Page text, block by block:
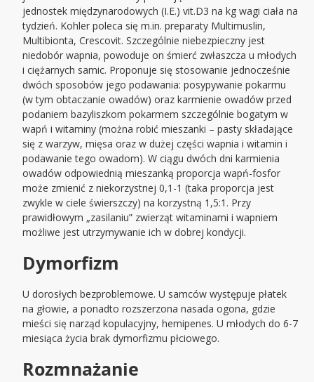
jednostek międzynarodowych (I.E.) vit.D3 na kg wagi ciała na
tydzień. Kohler poleca się m.in. preparaty Multimuslin,
Multibionta, Crescovit. Szczególnie niebezpieczny jest
niedobór wapnia, powoduje on śmierć zwłaszcza u młodych
i ciężarnych samic. Proponuje się stosowanie jednocześnie
dwóch sposobów jego podawania: posypywanie pokarmu
(w tym obtaczanie owadów) oraz karmienie owadów przed
podaniem bazyliszkom pokarmem szczególnie bogatym w
wapń i witaminy (można robić mieszanki – pasty składające
się z warzyw, mięsa oraz w dużej części wapnia i witamin i
podawanie tego owadom). W ciągu dwóch dni karmienia
owadów odpowiednią mieszanką proporcja wapń-fosfor
może zmienić z niekorzystnej 0,1-1 (taka proporcja jest
zwykle w ciele świerszczy) na korzystną 1,5:1. Przy
prawidłowym „zasilaniu” zwierząt witaminami i wapniem
możliwe jest utrzymywanie ich w dobrej kondycji.
Dymorfizm
U dorosłych bezproblemowe. U samców występuje płatek
na głowie, a ponadto rozszerzona nasada ogona, gdzie
mieści się narząd kopulacyjny, hemipenes. U młodych do 6-7
miesiąca życia brak dymorfizmu płciowego.
Rozmnażanie